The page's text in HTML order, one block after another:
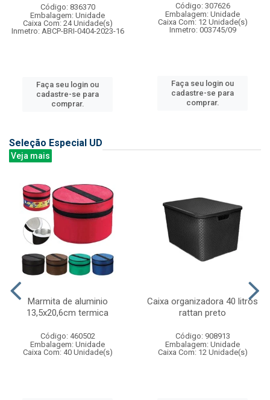
Código: 836370
Embalagem: Unidade
Caixa Com: 24 Unidade(s)
Inmetro: ABCP-BRI-0404-2023-16
Faça seu login ou
cadastre-se para
comprar.
Código: 307626
Embalagem: Unidade
Caixa Com: 12 Unidade(s)
Inmetro: 003745/09
Faça seu login ou
cadastre-se para
comprar.
Seleção Especial UD
Veja mais
Marmita de aluminio
13,5x20,6cm termica
Código: 460502
Embalagem: Unidade
Caixa Com: 40 Unidade(s)
Caixa organizadora 40 litros
rattan preto
Código: 908913
Embalagem: Unidade
Caixa Com: 12 Unidade(s)